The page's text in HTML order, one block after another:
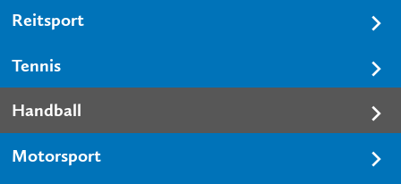
Reitsport
Tennis
Handball
Motorsport